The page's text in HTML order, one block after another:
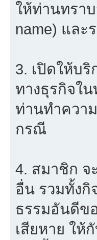
ให้ท่านทรา
name) และ
3. เปิดให้บ
ทางธุรกิจใ
ท่านทำควา
กรณี
4. สมาชิก จ
อื่น รวมทั้ง
ธรรมอันดีข
เสียหาย ให้